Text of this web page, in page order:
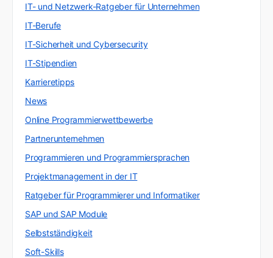
IT- und Netzwerk-Ratgeber für Unternehmen
IT-Berufe
IT-Sicherheit und Cybersecurity
IT-Stipendien
Karrieretipps
News
Online Programmierwettbewerbe
Partnerunternehmen
Programmieren und Programmiersprachen
Projektmanagement in der IT
Ratgeber für Programmierer und Informatiker
SAP und SAP Module
Selbstständigkeit
Soft-Skills